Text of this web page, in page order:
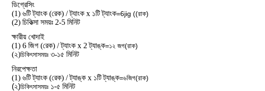
ডিগ্রেসিং
(1) ৬টি ট্যাংক (রেক) / ট্যাংক x ১টি ট্যাংক=6jig ((রাক)
(2) চিকিত্সা সময়ঃ 2-5 মিনিট
ক্ষারীয় খোদাই
(1) 6 জিগ (রেক) / ট্যাংক x 2 ট্যাঙ্ক=১২ জগ(রাক)
(২)চিকিৎসাসময়ঃ ৩-১৫ মিনিট
নিরপেক্ষতা
(1) ৬টি ট্যাংক (রেক) / ট্যাঙ্ক x ১টি ট্যাঙ্ক=৬জিগ(রাক)
(২)চিকিৎসাসময়ঃ ১-৫ মিনিট